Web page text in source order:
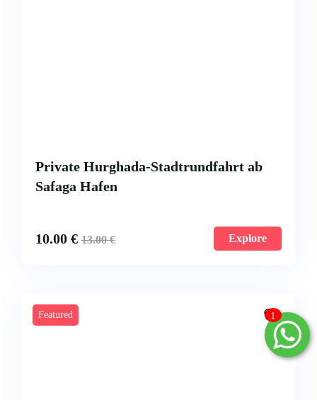
Private Hurghada-Stadtrundfahrt ab
Safaga Hafen
10.00 € 13.00€ Explore
Featured 1